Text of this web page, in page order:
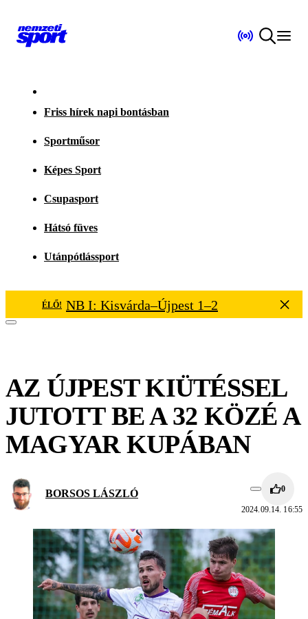
Friss hírek napi bontásban
Sportműsor
Képes Sport
Csupasport
Hátsó füves
Utánpótlássport
ÉLŐ! NB I: Kisvárda–Újpest 1–2
AZ ÚJPEST KIÜTÉSSEL
JUTOTT BE A 32 KÖZÉ A
MAGYAR KUPÁBAN
BORSOS LÁSZLÓ 0
2024.09.14. 16:55